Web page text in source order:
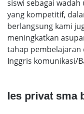
siswi sebagai
yang kompetitif,
berlangsung kami
meningkatkan
tahap pembelajaran
Inggris komunikasi/
les privat sma